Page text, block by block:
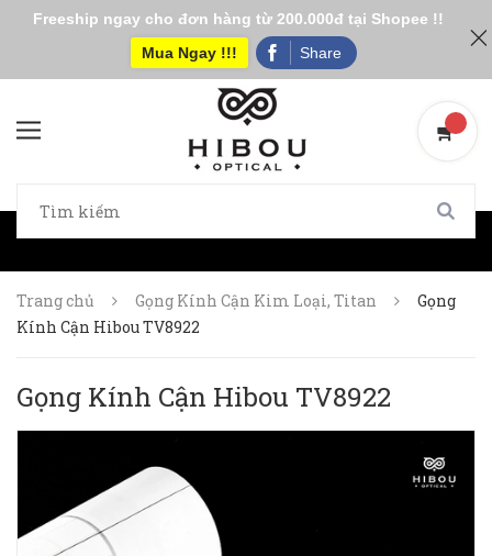
Trang chủ Gọng Kính Cận Kim Loại, Titan
Gọng
Kính Cận Hibou TV8922
Gọng Kính Cận Hibou TV8922
Freeship ngay cho đơn hàng từ 200.000đ tại Shopee !!
Mua Ngay !!!
Share